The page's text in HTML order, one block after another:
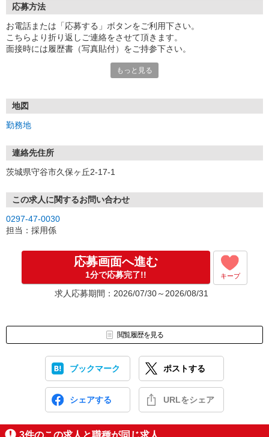
応募方法
お電話または「応募する」ボタンをご利用下さい。
こちらより折り返しご連絡をさせて頂きます。
面接時には履歴書（写真貼付）をご持参下さい。
＊入社時期ご相談に応じます。もっと見る
地図
勤務地
連絡先住所
茨城県守谷市久保ヶ丘2-17-1
この求人に関するお問い合わせ
0297-47-0030
担当：採用係
応募画面へ進む
1分で応募完了!! キープ
求人応募期間：2026/07/30～2026/08/31
閲覧履歴を見る
ブックマーク ポストする
シェアする URLをシェア
3件のこの求人と職種が同じ求人